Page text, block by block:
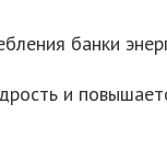
банки
и